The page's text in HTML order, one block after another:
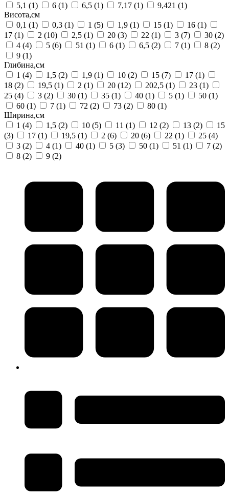
5,1 (1) 6 (1) 6,5 (1) 7,17 (1) 9,421 (1)
Висота,см
0,1 (1) 0,3 (1) 1 (5) 1,9 (1) 15 (1) 16 (1)
17 (1) 2 (10) 2,5 (1) 20 (3) 22 (1) 3 (7) 30 (2)
4 (4) 5 (6) 51 (1) 6 (1) 6,5 (2) 7 (1) 8 (2)
9 (1)
Глибина,см
1 (4) 1,5 (2) 1,9 (1) 10 (2) 15 (7) 17 (1)
18 (2) 19,5 (1) 2 (1) 20 (12) 202,5 (1) 23 (1)
25 (4) 3 (2) 30 (1) 35 (1) 40 (1) 5 (1) 50 (1)
60 (1) 7 (1) 72 (2) 73 (2) 80 (1)
Ширина,см
1 (4) 1,5 (2) 10 (5) 11 (1) 12 (2) 13 (2)
15
(3)
17 (1) 19,5 (1) 2 (6) 20 (6) 22 (1) 25 (4)
3 (2) 4 (1) 40 (1) 5 (3) 50 (1) 51 (1) 7 (2)
8 (2) 9 (2)